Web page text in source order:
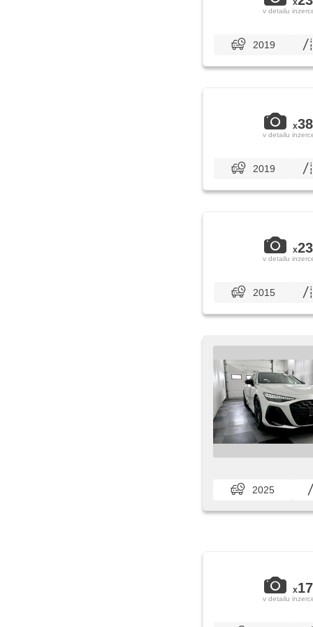
x
v detailu
2019
x38
v detailu
2019
x23
v detailu
2015
2025
x17
v detailu